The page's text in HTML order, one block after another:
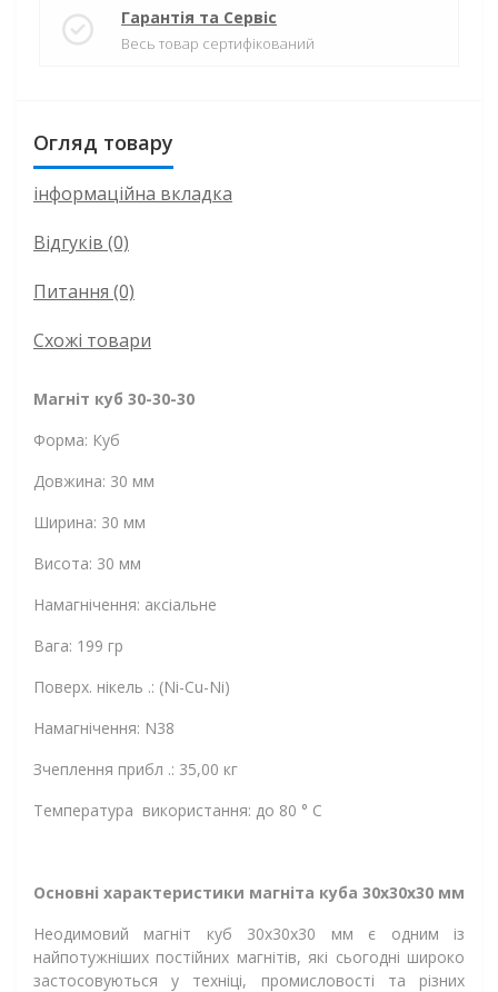
Гарантія та Сервіс
Весь товар сертифікований
Огляд товару
інформаційна вкладка
Відгуків (0)
Питання (0)
Схожі товари
Магніт куб 30-30-30
Форма: Куб
Довжина: 30 мм
Ширина: 30 мм
Висота: 30 мм
Намагнічення: аксіальне
Вага: 199 гр
Поверх. нікель .: (Ni-Cu-Ni)
Намагнічення: N38
Зчеплення прибл .: 35,00 кг
Температура використання: до 80 ° C
Основні характеристики магніта куба 30х30х30 мм
Неодимовий магніт куб 30х30х30 мм є одним із
найпотужніших постійних магнітів, які сьогодні широко
застосовуються у техніці, промисловості та різних